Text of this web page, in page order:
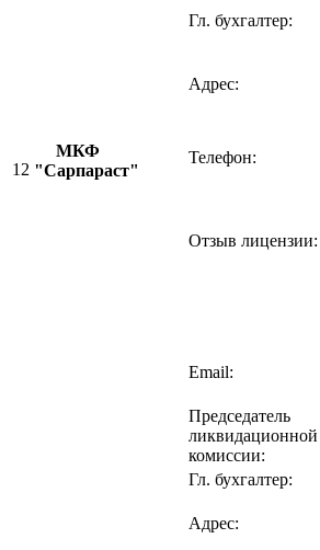
12
МКФ
"Сарпараст"
Гл. бухгалтер:
Адрес:
Телефон:
Отзыв лицензии:
Email:
Председатель
ликвидационной
комиссии:
Гл. бухгалтер:
Адрес: